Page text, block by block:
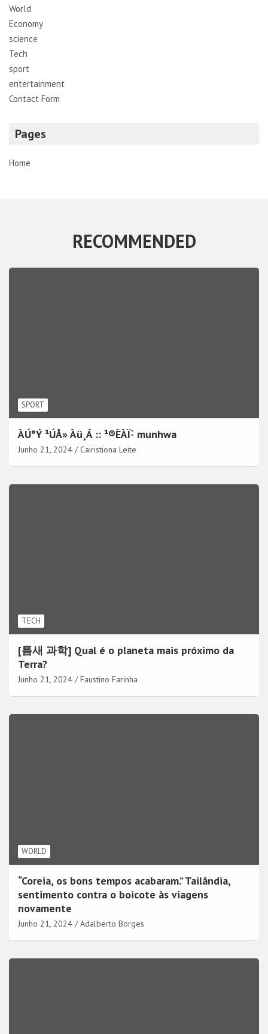
World
Economy
science
Tech
sport
entertainment
Contact Form
Pages
Home
RECOMMENDED
SPORT
ÀÚ°Ý ¹ÚÅ» Àü¸Á :: ¹®ÈÀÏ˸ munhwa
Junho 21, 2024 Cairistiona Leite
TECH
[틈새 과학] Qual é o planeta mais próximo da
Terra?
Junho 21, 2024 Faustino Farinha
WORLD
“Coreia, os bons tempos acabaram.” Tailândia,
sentimento contra o boicote às viagens
novamente
Junho 21, 2024 Adalberto Borges